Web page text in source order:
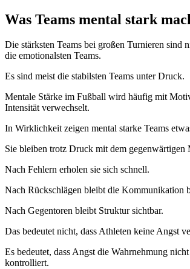
Was Teams mental stark
Die stärksten Teams bei großen Turnieren sind
die emotionalsten Teams.
Es sind meist die stabilsten Teams unter Druck.
Mentale Stärke im Fußball wird häufig mit
Intensität verwechselt.
In Wirklichkeit zeigen mental starke Teams
Sie bleiben trotz Druck mit dem gegenwärtigen
Nach Fehlern erholen sie sich schnell.
Nach Rückschlägen bleibt die Kommunikation
Nach Gegentoren bleibt Struktur sichtbar.
Das bedeutet nicht, dass Athleten keine Angst
Es bedeutet, dass Angst die Wahrnehmung
kontrolliert.